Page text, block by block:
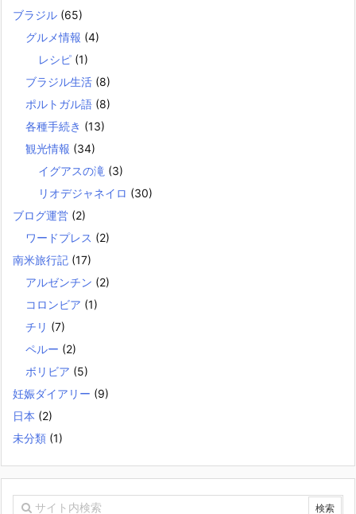
ブラジル (65)
グルメ情報 (4)
レシピ (1)
ブラジル生活 (8)
ポルトガル語 (8)
各種手続き (13)
観光情報 (34)
イグアスの滝 (3)
リオデジャネイロ (30)
ブログ運営 (2)
ワードプレス (2)
南米旅行記 (17)
アルゼンチン (2)
コロンビア (1)
チリ (7)
ペルー (2)
ボリビア (5)
妊娠ダイアリー (9)
日本 (2)
未分類 (1)